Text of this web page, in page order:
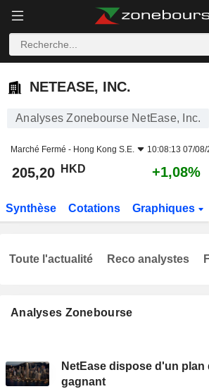
NETEASE, INC.
NETEASE, INC.
Analyses Zonebourse NetEase, Inc.
Marché Fermé - Hong Kong S.E. 10:08:13 07/08/
205,20 HKD +1,08%
Synthèse Cotations Graphiques
Analyses Zonebourse
NetEase dispose d'un plan
gagnant
Toute l'actualité Reco analystes